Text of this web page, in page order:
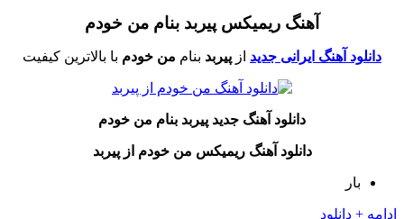
آهنگ ریمیکس پیربد بنام من خودم
دانلود آهنگ ایرانی جدید از پیربد بنام من خودم با بالاترین کیفیت
دانلود آهنگ جدید پیربد بنام من خودم
دانلود آهنگ ریمیکس من خودم ازپیربد
بار
ادامه + دانلود